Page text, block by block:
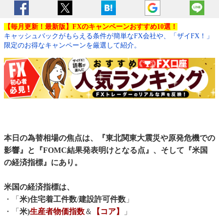
【毎月更新！最新版】FXのキャンペーンおすすめ10選！
キャッシュバックがもらえる条件が簡単なFX会社や、「ザイFX！」
限定のお得なキャンペーンを厳選して紹介。
本日の為替相場の焦点は、『東北関東大震災や原発危機での
影響』と『FOMC結果発表明けとなる点』、そして『米国
の経済指標』にあり。
米国の経済指標は、
・「 米)住宅着工件数/建設許可件数 」
・「 米)生産者物価指数＆ 【コア】
」